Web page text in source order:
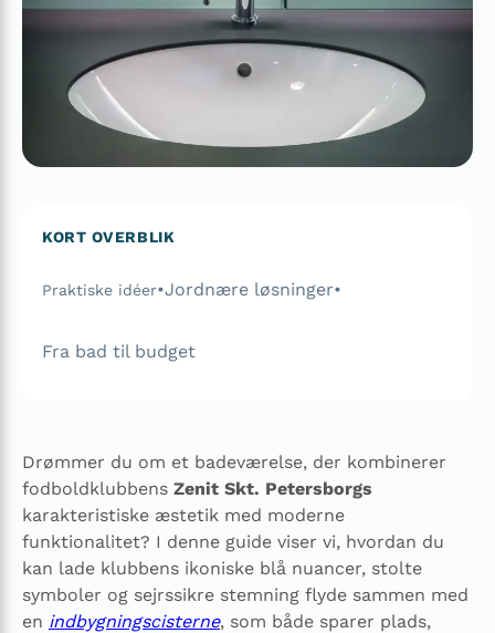
KORT OVERBLIK
Praktiske idéer•Jordnære løsninger•
Fra bad til budget
Drømmer du om et badeværelse, der kombinerer
fodboldklubbens Zenit Skt. Petersborgs
karakteristiske æstetik med moderne
funktionalitet? I denne guide viser vi, hvordan du
kan lade klubbens ikoniske blå nuancer, stolte
symboler og sejrssikre stemning flyde sammen med
en indbygningscisterne, som både sparer plads,